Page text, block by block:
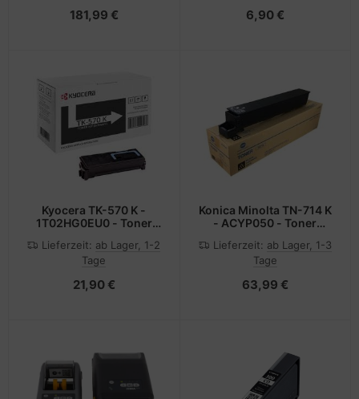
181,99 € 6,90 €
Kyocera TK-570 K -
1T02HG0EU0 - Toner
P7035cdn,
P7035cdn/KL3; FS-
Lieferzeit: ab Lager, 1-2
Tage
21,90 €
Konica Minolta TN-714 K
- ACYP050 - Toner
Lieferzeit: ab Lager, 1-3
Tage
63,99 €